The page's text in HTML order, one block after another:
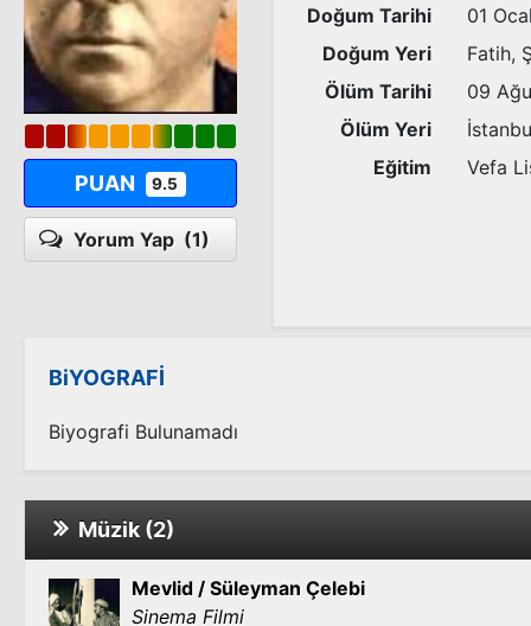
PUAN 9.5
Yorum Yap (1)
Doğum Tarihi
01
Doğum Yeri
Fatih,
Ölüm Tarihi
09
Ölüm Yeri
Eğitim
Vefa
BiYOGRAFİ
Biyografi Bulunamadı
Müzik (2)
Mevlid / Süleyman Çelebi
Sinema Filmi